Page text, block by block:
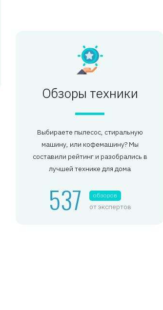
Обзоры техники
Выбираете пылесос, стиральную
машину, или кофемашину? Мы
составили рейтинг и разобрались в
лучшей технике для дома
537 обзоров
от экспертов